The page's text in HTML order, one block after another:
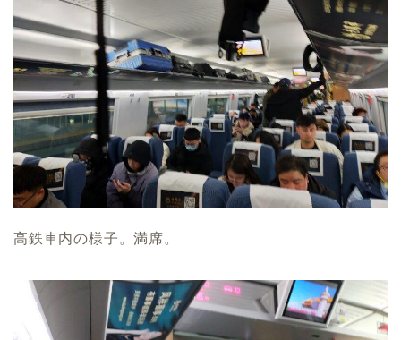
高鉄車内の様子。満席。